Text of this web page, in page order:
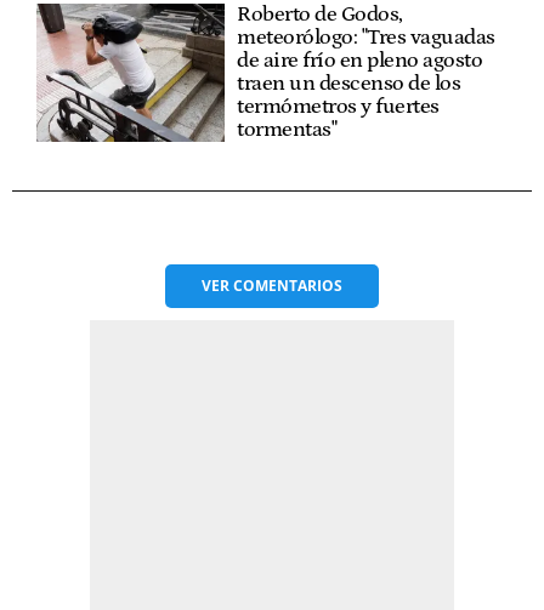
Roberto de Godos,
meteorólogo: "Tres vaguadas
de aire frío en pleno agosto
traen un descenso de los
termómetros y fuertes
tormentas"
VERCOMENTARIOS